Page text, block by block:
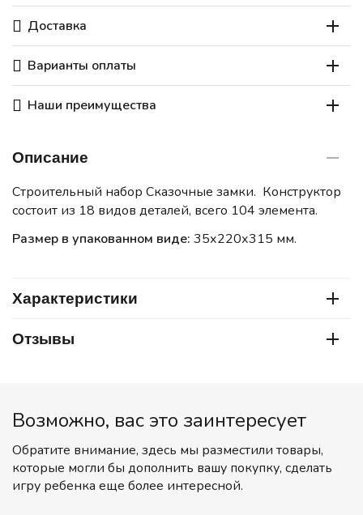
Доставка
Варианты оплаты
Наши преимущества
Описание
Строительный набор Сказочные замки. Конструктор
состоит из 18 видов деталей, всего 104 элемента.
Размер в упакованном виде: 35х220х315 мм.
Характеристики
Отзывы
Возможно, вас это заинтересует
Обратите внимание, здесь мы разместили товары,
которые могли бы дополнить вашу покупку, сделать
игру ребенка еще более интересной.